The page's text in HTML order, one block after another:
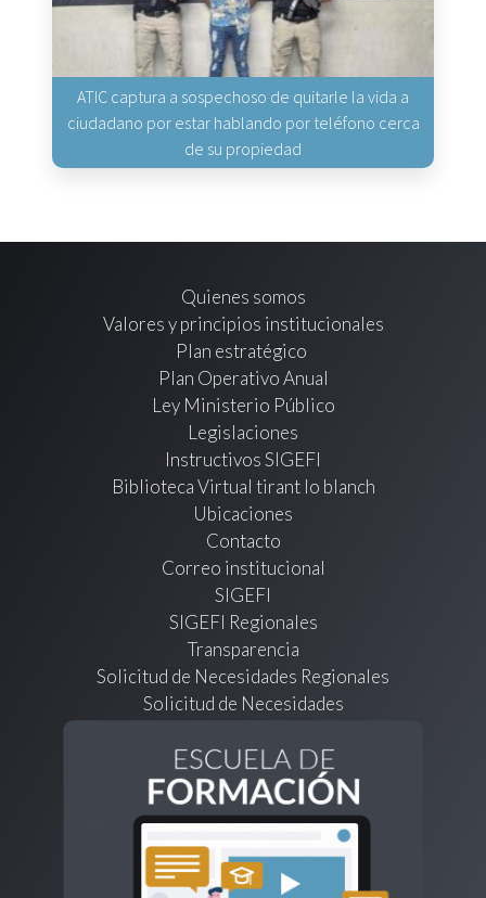
ATIC captura a sospechoso de quitarle la vida a
ciudadano por estar hablando por teléfono cerca
de su propiedad
Quienes somos
Valores y principios institucionales
Plan estratégico
Plan Operativo Anual
Ley Ministerio Público
Legislaciones
Instructivos SIGEFI
Biblioteca Virtual tirant lo blanch
Ubicaciones
Contacto
Correo institucional
SIGEFI
SIGEFI Regionales
Transparencia
Solicitud de Necesidades Regionales
Solicitud de Necesidades